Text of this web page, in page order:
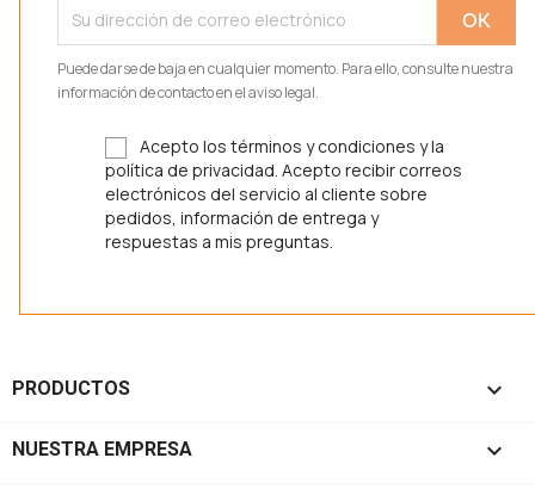
Puede darse de baja en cualquier momento. Para ello, consulte nuestra
información de contacto en el aviso legal.
Acepto los términos y condiciones y la
política de privacidad. Acepto recibir correos
electrónicos del servicio al cliente sobre
pedidos, información de entrega y
respuestas a mis preguntas.
PRODUCTOS 
NUESTRA EMPRESA 